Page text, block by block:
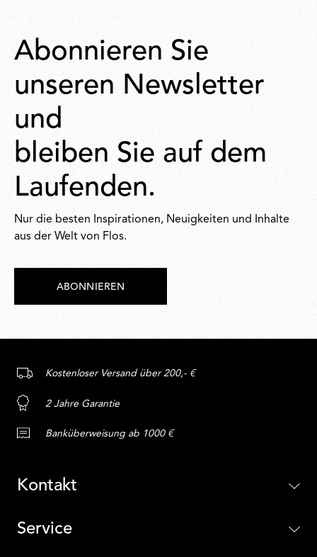
Abonnieren Sie
unseren Newsletter
und
bleiben Sie auf dem
Laufenden.
Nur die besten Inspirationen, Neuigkeiten und Inhalte
aus der Welt von Flos.
ABONNIEREN
Kostenloser Versand über 200,- €
2 Jahre Garantie
Banküberweisung ab 1000 €
Kontakt
Service